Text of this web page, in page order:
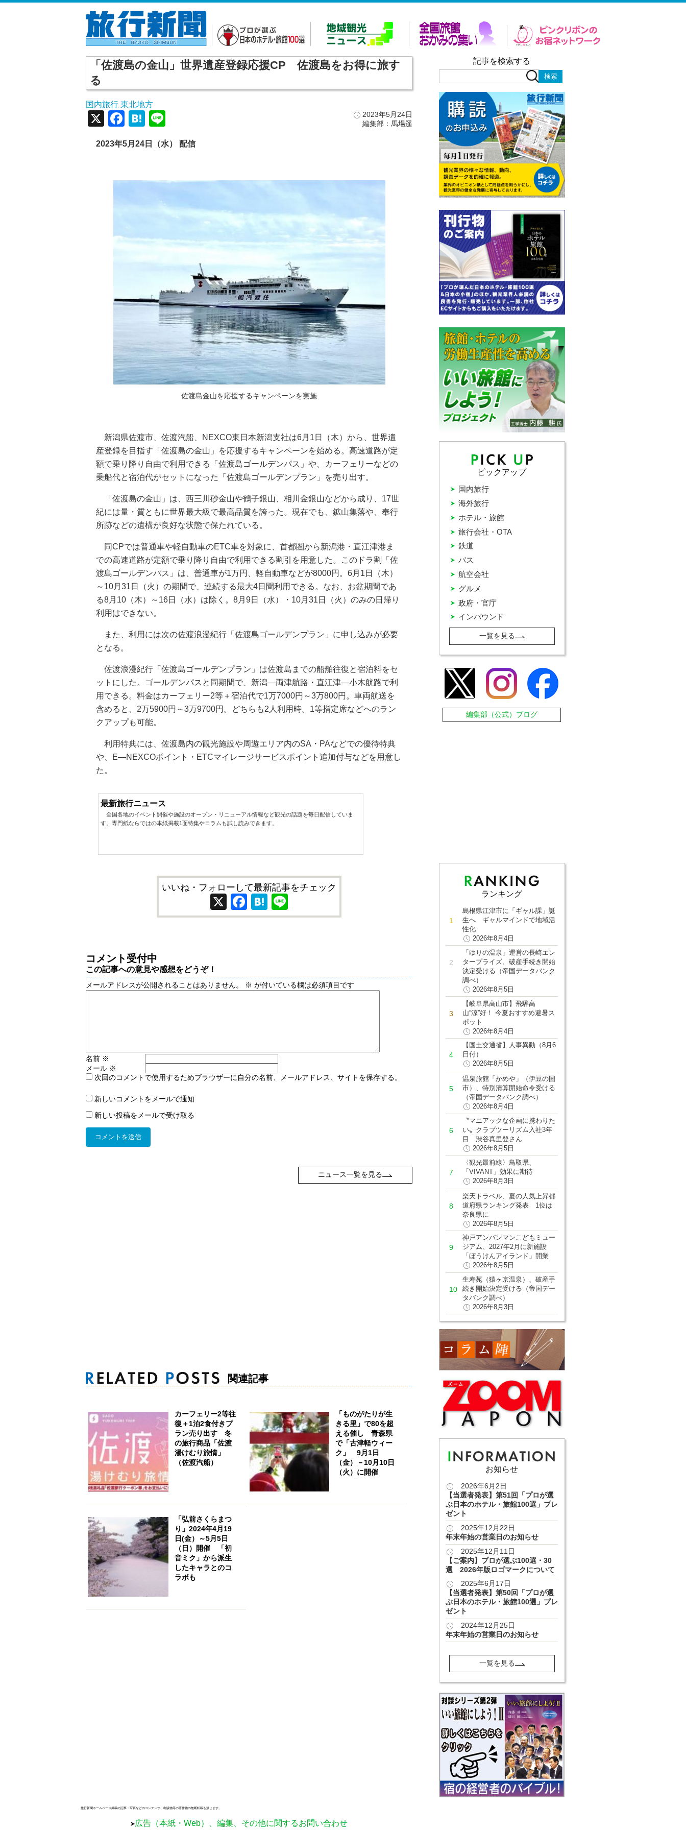
「佐渡島の金山」世界遺産登録応援CP 佐渡島をお得に旅す
る
国内旅行 東北地方
2023年5月24日
編集部：馬場遥
X Facebook
Hatena
2023年5月24日（水） 配信
佐渡島金山を応援するキャンペーンを実施
新潟県佐渡市、佐渡汽船、NEXCO東日本新潟支社は6月1日（木）から、世界遺
産登録を目指す「佐渡島の金山」を応援するキャンペーンを始める。高速道路が定
額で乗り降り自由で利用できる「佐渡島ゴールデンパス」や、カーフェリーなどの
乗船代と宿泊代がセットになった「佐渡島ゴールデンプラン」を売り出す。
「佐渡島の金山」は、西三川砂金山や鶴子銀山、相川金銀山などから成り、17世
紀には量・質ともに世界最大級で最高品質を誇った。現在でも、鉱山集落や、奉行
所跡などの遺構が良好な状態で保たれている。
同CPでは普通車や軽自動車のETC車を対象に、首都圏から新潟港・直江津港ま
での高速道路が定額で乗り降り自由で利用できる割引を用意した。このドラ割「佐
渡島ゴールデンパス」は、普通車が1万円、軽自動車などが8000円。6月1日（木）
～10月31日（火）の期間で、連続する最大4日間利用できる。なお、お盆期間であ
る8月10（木）～16日（水）は除く。8月9日（水）・10月31日（火）のみの日帰り
利用はできない。
また、利用には次の佐渡浪漫紀行「佐渡島ゴールデンプラン」に申し込みが必要
となる。
佐渡浪漫紀行「佐渡島ゴールデンプラン」は佐渡島までの船舶往復と宿泊料をセ
ットにした。ゴールデンパスと同期間で、新潟―両津航路・直江津―小木航路で利
用できる。料金はカーフェリー2等＋宿泊代で1万7000円～3万800円。車両航送を
含めると、2万5900円～3万9700円。どちらも2人利用時。1等指定席などへのラン
クアップも可能。
利用特典には、佐渡島内の観光施設や周遊エリア内のSA・PAなどでの優待特典
や、E―NEXCOポイント・ETCマイレージサービスポイント追加付与などを用意し
た。
最新旅行ニュース
全国各地のイベント開催や施設のオープン・リニューアル情報など観光の話題を毎日配信していま
す。専門紙ならではの本紙掲載1面特集やコラムも試し読みできます。
いいね・フォローして最新記事をチェック
X Facebook
Hatena
コメント受付中
この記事への意見や感想をどうぞ！
メールアドレスが公開されることはありません。 ※ が付いている欄は必須項目です
名前 ※
メール ※
次回のコメントで使用するためブラウザーに自分の名前、メールアドレス、サイトを保存する。
新しいコメントをメールで通知
新しい投稿をメールで受け取る
ニュース一覧を見る
関連記事
カーフェリー2等往
復＋1泊2食付きプ
ラン売り出す 冬
の旅行商品「佐渡
湯けむり旅情」
（佐渡汽船）
「ものがたりが生
きる里」で80を超
える催し 青森県
で「古津軽ウィー
ク」 9月1日
（金）－10月10日
（火）に開催
「弘前さくらまつ
り」2024年4月19
日(金）～5月5日
（日）開催 「初
音ミク」から派生
したキャラとのコ
ラボも
記事を検索する
ピックアップ
インバウンド
グルメ
バス
ホテル・旅館
国内旅行
政府・官庁
旅行会社・OTA
海外旅行
航空会社
鉄道
一覧を見る
編集部（公式）ブログ
ランキング
島根県江津市に「ギャル課」誕
生へ ギャルマインドで地域活
性化
2026年8月4日
「ゆりの温泉」運営の長崎エン
タープライズ、破産手続き開始
決定受ける（帝国データバンク
調べ）
2026年8月5日
【岐阜県高山市】飛騨高
山“涼”好！ 今夏おすすめ避暑ス
ポット
2026年8月4日
【国土交通省】人事異動（8月6
日付）
2026年8月5日
温泉旅館「かめや」（伊豆の国
市）、特別清算開始命令受ける
（帝国データバンク調べ）
2026年8月4日
〝マニアックな企画に携わりた
い〟クラブツーリズム入社3年
目 渋谷真里登さん
2026年8月5日
〈観光最前線〉鳥取県、
「VIVANT」効果に期待
2026年8月3日
楽天トラベル、夏の人気上昇都
道府県ランキング発表 1位は
奈良県に
2026年8月5日
神戸アンパンマンこどもミュー
ジアム、2027年2月に新施設
「ぼうけんアイランド」開業
2026年8月5日
生寿苑（猿ヶ京温泉）、破産手
続き開始決定受ける（帝国デー
タバンク調べ）
2026年8月3日
お知らせ
2026年6月2日
【当選者発表】第51回「プロが選
ぶ日本のホテル・旅館100選」プレ
ゼント
2025年12月22日
年末年始の営業日のお知らせ
2025年12月11日
【ご案内】プロが選ぶ100選・30
選 2026年版ロゴマークについて
2025年6月17日
【当選者発表】第50回「プロが選
ぶ日本のホテル・旅館100選」プレ
ゼント
2024年12月25日
年末年始の営業日のお知らせ
一覧を見る
旅行新聞ホームページ掲載の記事・写真などのコンテンツ、出版物等の著作物の無断転載を禁じます。
広告（本紙・Web）、編集、その他に関するお問い合わせ